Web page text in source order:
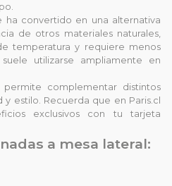
ha convertido en una alternativa
de otros materiales naturales,
temperatura y requiere menos
utilizarse ampliamente en
permite complementar distintos
estilo. Recuerda que en Paris.cl
exclusivos con tu tarjeta
a mesa lateral: